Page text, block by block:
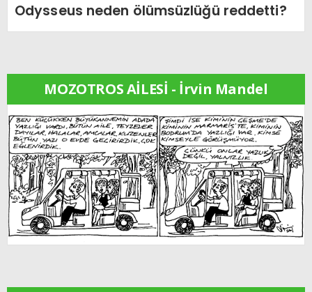
Odysseus neden ölümsüzlüğü reddetti?
MOZOTROS AİLESİ - İrvin Mandel